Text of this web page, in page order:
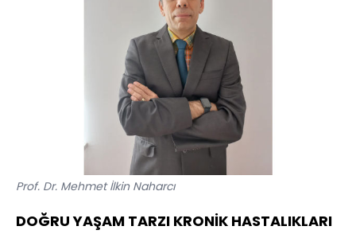
Prof. Dr. Mehmet İlkin Naharcı
DOĞRU YAŞAM TARZI KRONİK HASTALIKLARI